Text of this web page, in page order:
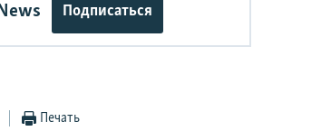
Подписаться
Печать